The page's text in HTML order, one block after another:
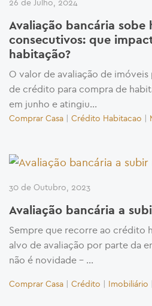
26 de Julho, 2024
Avaliação bancária sobe
consecutivos: que
habitação?
O valor de avaliação de imóveis
de crédito para compra de
em junho e atingiu...
Comprar Casa | Crédito Habitacao |
30 de Outubro, 2023
Avaliação bancária a
Sempre que recorre ao crédito
alvo de avaliação por parte da
não é novidade – …
Comprar Casa Crédito Imobiliário